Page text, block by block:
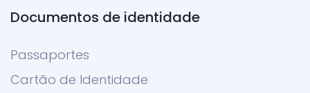
Documentos de identidade
Passaportes
Cartão de Identidade